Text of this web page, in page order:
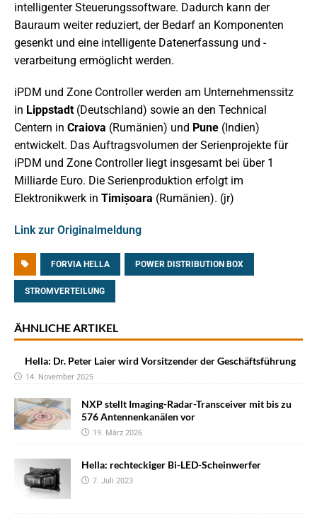
intelligenter Steuerungssoftware. Dadurch kann der
Bauraum weiter reduziert, der Bedarf an Komponenten
gesenkt und eine intelligente Datenerfassung und -
verarbeitung ermöglicht werden.
iPDM und Zone Controller werden am Unternehmenssitz
in Lippstadt (Deutschland) sowie an den Technical
Centern in Craiova (Rumänien) und Pune (Indien)
entwickelt. Das Auftragsvolumen der Serienprojekte für
iPDM und Zone Controller liegt insgesamt bei über 1
Milliarde Euro. Die Serienproduktion erfolgt im
Elektronikwerk in Timișoara (Rumänien). (jr)
Link zur Originalmeldung
FORVIA HELLA POWER DISTRIBUTION BOX
STROMVERTEILUNG
ÄHNLICHE ARTIKEL
Hella: Dr. Peter Laier wird Vorsitzender der Geschäftsführung
14. November 2025
NXP stellt Imaging-Radar-Transceiver mit bis zu
576 Antennenkanälen vor
19. März 2026
Hella: rechteckiger Bi-LED-Scheinwerfer
7. Juli 2023